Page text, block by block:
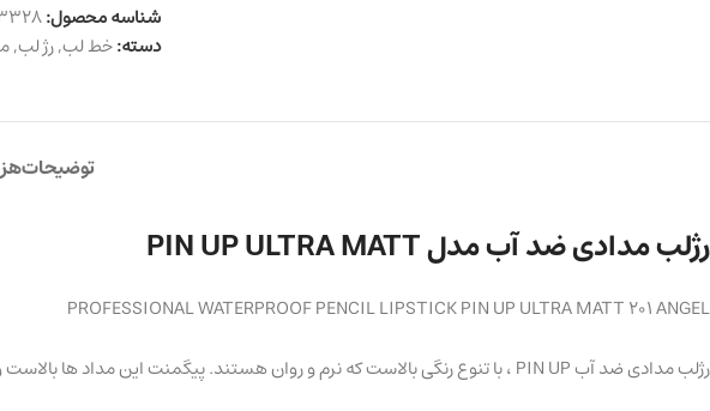
شناسه محصول:
دسته:خط لب,رژ لب,
توضیحات
رژلب مدادی ضد آب مدل PIN UP ULTRA MATT
PROFESSIONAL WATERPROOF PENCIL LIPSTICK PIN UP ULTRA MATT 201 ANGEL
رژلب مدادی ضد آب PIN UP ، با تنوع رنگی بالاست که نرم و روان هستند. پیگمنت این مداد ها بالاست و پوشش دهی کامل روی لب دارد. پوست حساس لب را خشک و پوسته پوسته نمی کنند و یکدست می مانند.